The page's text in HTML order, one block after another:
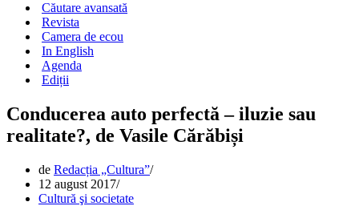
navigareCăutare avansată
Revista
Camera de ecou
In English
Agenda
Ediții
Conducerea auto perfectă – iluzie sau
realitate?, de Vasile Cărăbiși
de Redacția „Cultura”
12 august 2017
Cultură şi societate